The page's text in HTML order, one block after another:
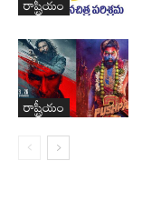
రాష్ట్రీయం
రాష్ట్రీయం